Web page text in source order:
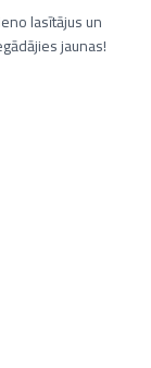
lasītājus un
jaunas!